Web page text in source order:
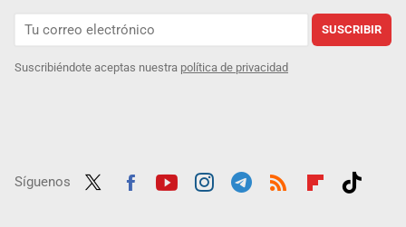
SUSCRIBIR
Suscribiéndote aceptas nuestra política de privacidad
Síguenos